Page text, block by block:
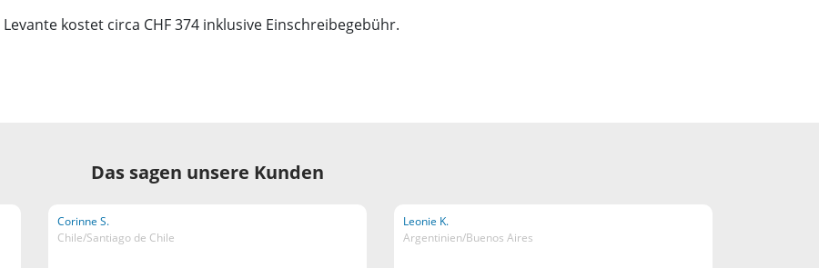
kostet circa CHF 374 inklusive Einschreibegebühr.
Das sagen unsere Kunden
Corinne S.
Chile/Santiago de Chile
Leonie K.
Argentinien/Buenos Aires